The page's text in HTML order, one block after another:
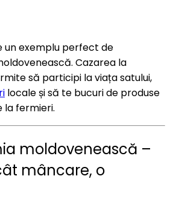
un exemplu perfect de
Cazarea la
să participi la viața satului,
locale și să te bucuri de produse
la fermieri.
moldovenească –
mâncare, o